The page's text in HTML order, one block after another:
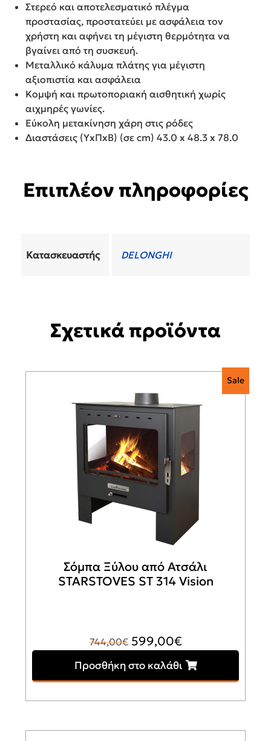
Στερεό και αποτελεσματικό πλέγμα
προστασίας, προστατεύει με ασφάλεια τον
χρήστη και αφήνει τη μέγιστη θερμότητα να
βγαίνει από τη συσκευή.
Μεταλλικό κάλυμα πλάτης για μέγιστη
αξιοπιστία και ασφάλεια
Κομψή και πρωτοποριακή αισθητική χωρίς
αιχμηρές γωνίες.
Εύκολη μετακίνηση χάρη στις ρόδες
Διαστάσεις (ΥxΠxΒ) (σε cm) 43.0 x 48.3 x 78.0
Επιπλέον πληροφορίες
Κατασκευαστής DELONGHI
Σχετικά προϊόντα
Sale
Σόμπα Ξύλου από Ατσάλι
STARSTOVES ST 314 Vision
744,00€ Original
was:
599,00€Η
τρέχουσα
τιμή
Προσθήκη στο καλάθι